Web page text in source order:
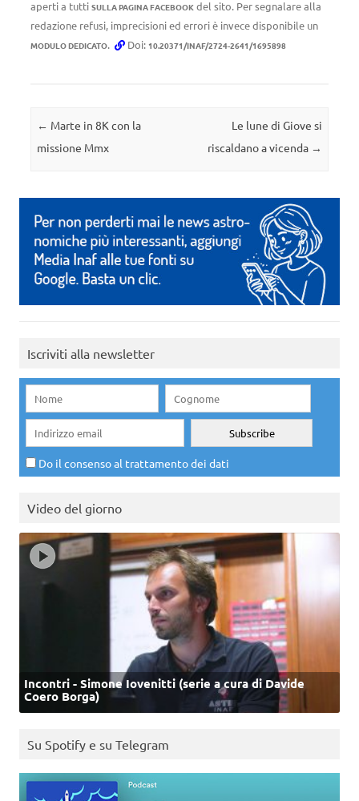
aperti a tutti SULLA PAGINA FACEBOOK del sito. Per segnalare alla
redazione refusi, imprecisioni ed errori è invece disponibile un
MODULO DEDICATO. Doi: 10.20371/INAF/2724-2641/1695898
Navigazione articolo
← Marte in 8K con la
missione Mmx
Le lune di Giove si
riscaldano a vicenda →
Iscriviti alla newsletter
Do il consenso al trattamento dei dati
Video del giorno
Incontri - Simone Iovenitti (serie a cura di Davide
Coero Borga)
Su Spotify e su Telegram